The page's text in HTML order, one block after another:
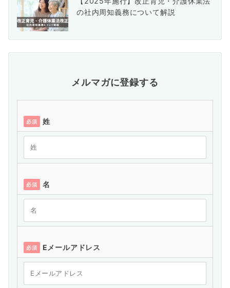
の社内周知義務について解説
メルマガに登録する
必須 姓
必須 名
必須 Eメールアドレス